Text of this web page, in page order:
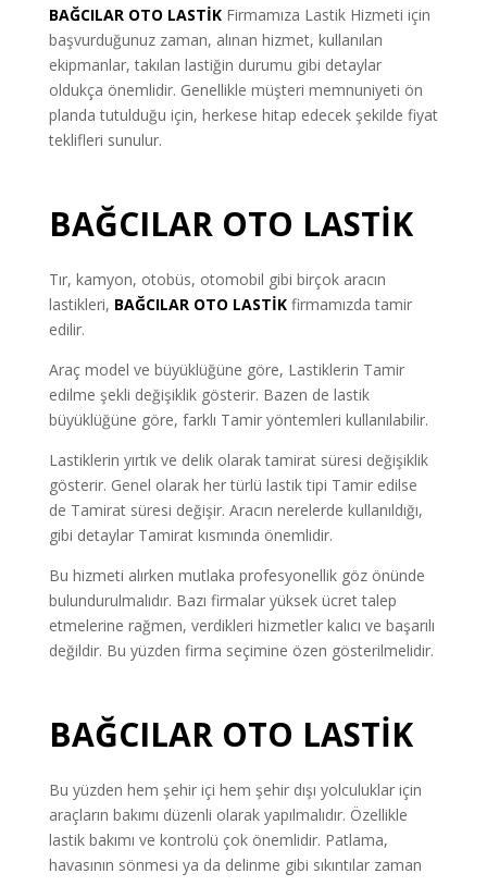
BAĞCILAR OTO LASTİK Firmamıza Lastik Hizmeti için
başvurduğunuz zaman, alınan hizmet, kullanılan
ekipmanlar, takılan lastiğin durumu gibi detaylar
oldukça önemlidir. Genellikle müşteri memnuniyeti ön
planda tutulduğu için, herkese hitap edecek şekilde fiyat
teklifleri sunulur.
BAĞCILAR OTO LASTİK
Tır, kamyon, otobüs, otomobil gibi birçok aracın
lastikleri, BAĞCILAR OTO LASTİK firmamızda tamir
edilir.
Araç model ve büyüklüğüne göre, Lastiklerin Tamir
edilme şekli değişiklik gösterir. Bazen de lastik
büyüklüğüne göre, farklı Tamir yöntemleri kullanılabilir.
Lastiklerin yırtık ve delik olarak tamirat süresi değişiklik
gösterir. Genel olarak her türlü lastik tipi Tamir edilse
de Tamirat süresi değişir. Aracın nerelerde kullanıldığı,
gibi detaylar Tamirat kısmında önemlidir.
Bu hizmeti alırken mutlaka profesyonellik göz önünde
bulundurulmalıdır. Bazı firmalar yüksek ücret talep
etmelerine rağmen, verdikleri hizmetler kalıcı ve başarılı
değildir. Bu yüzden firma seçimine özen gösterilmelidir.
BAĞCILAR OTO LASTİK
Bu yüzden hem şehir içi hem şehir dışı yolculuklar için
araçların bakımı düzenli olarak yapılmalıdır. Özellikle
lastik bakımı ve kontrolü çok önemlidir. Patlama,
havasının sönmesi ya da delinme gibi sıkıntılar zaman